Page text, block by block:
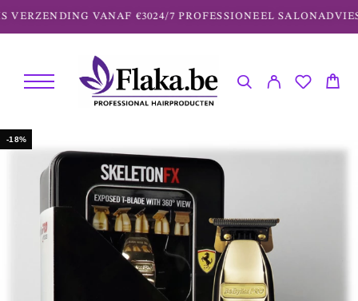
VERZENDING VANAF €3024/7 PROFESSIONEEL SALONADVIES
-18%